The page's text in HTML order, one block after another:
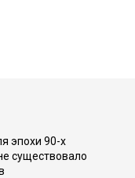
эпохи 90-х
существовало